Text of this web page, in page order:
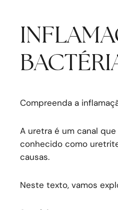
Compreenda a
A uretra é um canal
conhecido como
causas.
Neste texto, vamos